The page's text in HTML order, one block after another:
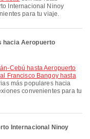
Internacional Ninoy
para tu viaje.
hacia Aeropuerto
Francisco Bangoy hasta
más populares hacia
convenientes para tu
Internacional Ninoy